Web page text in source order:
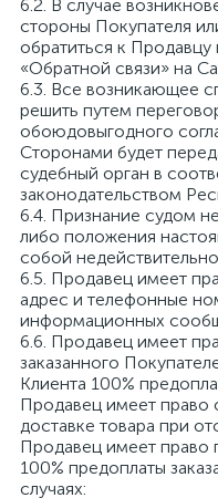
6.2. В случае
стороны Покупателя
обратиться к
«Обратной связи» на
6.3. Все возникающее
решить путем
обоюдовыгодного
Сторонами будет
судебный орган в
законодательством
6.4. Признание судом
либо положения
собой
6.5. Продавец имеет
адрес и телефонные
информационных
6.6. Продавец имеет
заказанного
Клиента 100%
Продавец имеет право
доставке товара при
Продавец имеет право
100% предоплаты
случаях: